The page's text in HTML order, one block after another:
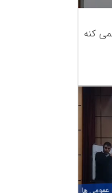
كنه